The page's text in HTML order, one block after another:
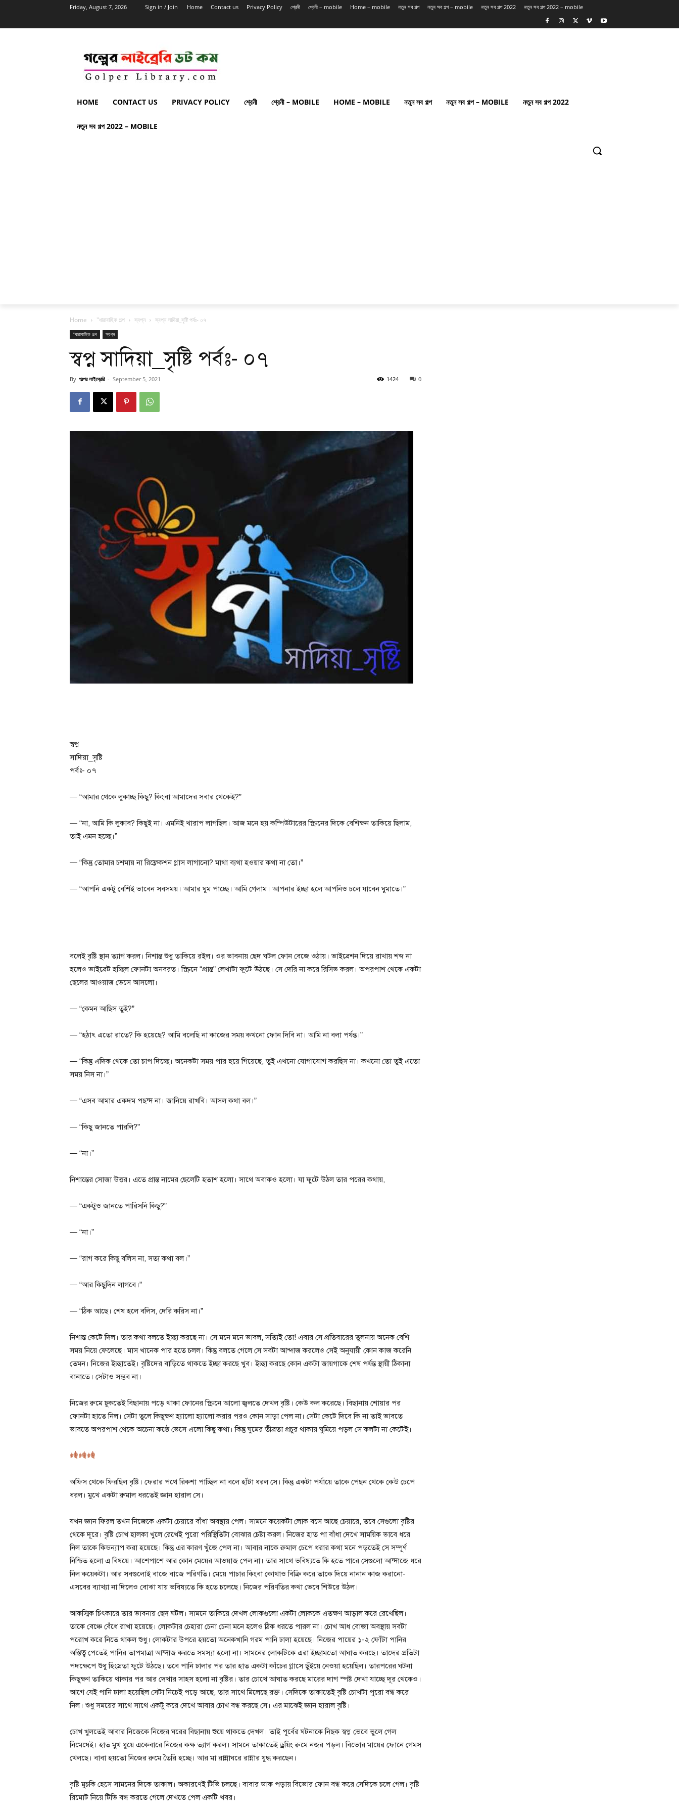
Friday, August 7, 2026 Sign in / Join Home Contact us Privacy Policy শ্রেনী শ্রেনী – mobile Home – mobile নতুন সব গল্প নতুন সব গল্প – mobile নতুন সব গল্প 2022 নতুন সব গল্প 2022 – mobile
HOME CONTACT US PRIVACY POLICY শ্রেনী শ্রেনী – MOBILE HOME – MOBILE নতুন সব গল্প নতুন সব গল্প – MOBILE নতুন সব গল্প 2022
নতুন সব গল্প 2022 – MOBILE
Home "ধারাবাহিক গল্প স্বপ্ন স্বপ্ন সাদিয়া_সৃষ্টি পর্বঃ- ০৭
"ধারাবাহিক গল্প স্বপ্ন
স্বপ্ন সাদিয়া_সৃষ্টি পর্বঃ- ০৭
By গল্পের লাইব্রেরি - September 5, 2021 0
1424
স্বপ্ন
সাদিয়া_সৃষ্টি
পর্বঃ- ০৭
— “আমার থেকে লুকাচ্ছ কিছু? কিংবা আমাদের সবার থেকেই?”
— “না, আমি কি লুকাব? কিছুই না। এমনিই খারাপ লাগছিল। আজ মনে হয় কম্পিউটারের স্ক্রিনের দিকে বেশিক্ষন তাকিয়ে ছিলাম,
তাই এমন হচ্ছে।”
— “কিন্তু তোমার চশমায় না রিফ্লেকশন গ্লাস লাগানো? মাথা ব্যথা হওয়ার কথা না তো।”
— “আপনি একটু বেশিই ভাবেন সবসময়। আমার ঘুম পাচ্ছে। আমি গেলাম। আপনার ইচ্ছা হলে আপনিও চলে যাবেন ঘুমাতে।”
বলেই বৃষ্টি স্থান ত্যাগ করল। নিশান্ত শুধু তাকিয়ে রইল। ওর ভাবনায় ছেদ ঘটল ফোন বেজে ওঠায়। ভাইব্রেশন দিয়ে রাখায় শব্দ না
হলেও ভাইব্রেট হচ্ছিল ফোনটা অনবরত। স্ক্রিনে “প্রান্ত” লেখাটা ফুটে উঠছে। সে দেরি না করে রিসিভ করল। অপরপাশ থেকে একটা
ছেলের আওয়াজ ভেসে আসলো।
— “কেমন আছিস তুই?”
— “হঠাৎ এতো রাতে? কি হয়েছে? আমি বলেছি না কাজের সময় কখনো ফোন দিবি না। আমি না বলা পর্যন্ত।”
— “কিন্তু এদিক থেকে তো চাপ দিচ্ছে। অনেকটা সময় পার হয়ে গিয়েছে, তুই এখনো যোগাযোগ করছিস না। কখনো তো তুই এতো
সময় নিস না।”
— “এসব আমার একদম পছন্দ না। জানিয়ে রাখবি। আসল কথা বল।”
— “কিছু জানতে পারলি?”
— “না।”
নিশান্তের সোজা উত্তর। এতে প্রান্ত নামের ছেলেটি হতাশ হলো। সাথে অবাকও হলো। যা ফুটে উঠল তার পরের কথায়,
— “একটুও জানতে পারিসনি কিছু?”
— “না।”
— “রাগ করে কিছু বলিস না, সত্য কথা বল।”
— “আর কিছুদিন লাগবে।”
— “ঠিক আছে। শেষ হলে বলিস, দেরি করিস না।”
নিশান্ত কেটে দিল। তার কথা বলতে ইচ্ছা করছে না। সে মনে মনে ভাবল, সত্যিই তো! এবার সে প্রতিবারের তুলনায় অনেক বেশি
সময় নিয়ে ফেলেছে। মাস খানেক পার হতে চলল। কিন্তু বলতে গেলে সে সবটা আন্দাজ করলেও সেই অনুযায়ী কোন কাজ করেনি
তেমন। নিজের ইচ্ছাতেই। বৃষ্টিদের বাড়িতে থাকতে ইচ্ছা করছে খুব। ইচ্ছা করছে কোন একটা জায়গাকে শেষ পর্যন্ত স্থায়ী ঠিকানা
বানাতে। সেটাও সম্ভব না।
নিজের রুমে ঢুকতেই বিছানায় পড়ে থাকা ফোনের স্ক্রিনে আলো জ্বলতে দেখল বৃষ্টি। কেউ কল করেছে। বিছানায় শোয়ার পর
ফোনটা হাতে নিল। সেটা তুলে কিছুক্ষণ হ্যালো হ্যালো করার পরও কোন সাড়া পেল না। সেটা কেটে দিবে কি না তাই ভাবতে
ভাবতে অপরপাশ থেকে অচেনা কণ্ঠে ভেসে এলো কিছু কথা। কিন্তু ঘুমের তীব্রতা প্রচুর থাকায় ঘুমিয়ে পড়ল সে কলটা না কেটেই।
অফিস থেকে ফিরছিল বৃষ্টি। ফেরার পথে রিকশা পাচ্ছিল না বলে হাঁটা ধরল সে। কিন্তু একটা পর্যায়ে তাকে পেছন থেকে কেউ চেপে
ধরল। মুখে একটা রুমাল ধরতেই জ্ঞান হারাল সে।
যখন জ্ঞান ফিরল তখন নিজেকে একটা চেয়ারে বাঁধা অবস্থায় পেল। সামনে কয়েকটা লোক বসে আছে চেয়ারে, তবে সেগুলো বৃষ্টির
থেকে দূরে। বৃষ্টি চোখ হালকা খুলে রেখেই পুরো পরিস্থিতিটা বোঝার চেষ্টা করল। নিজের হাত পা বাঁধা দেখে সাময়িক ভাবে ধরে
নিল তাকে কিডন্যাপ করা হয়েছে। কিন্তু এর কারণ খুঁজে পেল না। আবার নাকে রুমাল চেপে ধরার কথা মনে পড়তেই সে সম্পূর্ণ
নিশ্চিত হলো এ বিষয়ে। আশেপাশে আর কোন মেয়ের আওয়াজ পেল না। তার সাথে ভবিষ্যতে কি হতে পারে সেগুলো আন্দাজে ধরে
নিল কয়েকটা। আর সবগুলোই বাজে বাজে পরিণতি। মেয়ে পাচার কিংবা কোথাও বিক্রি করে তাকে দিয়ে নানান কাজ করানো-
এসবের ব্যাখ্যা না দিলেও বোঝা যায় ভবিষ্যতে কি হতে চলেছে। নিজের পরিণতির কথা ভেবে শিউরে উঠল।
আকস্মিক চিৎকারে তার ভাবনায় ছেদ ঘটল। সামনে তাকিয়ে দেখল লোকগুলো একটা লোককে এতক্ষণ আড়াল করে রেখেছিল।
তাকে বেঞ্চে বেঁধে রাখা হয়েছে। লোকটার চেহারা চেনা চেনা মনে হলেও ঠিক ধরতে পারল না। চোখ আধ বোজা অবস্থায় সবটা
পরোখ করে নিতে থাকল শুধু। লোকটার উপরে হয়তো অনেকখানি গরম পানি ঢালা হয়েছে। নিজের পায়ের ১-২ ফোঁটা পানির
অস্তিত্ব পেতেই পানির তাপমাত্রা আন্দাজ করতে সমস্যা হলো না। সামনের লোকটিকে এরা ইচ্ছামতো আঘাত করছে। তাদের প্রতিটা
পদক্ষেপে শুধু হিংস্রতা ফুটে উঠছে। তবে পানি ঢালার পর তার হাত একটা কাঁচের গ্লাসে ছুঁইয়ে নেওয়া হয়েছিল। তারপরের ঘটনা
কিছুক্ষণ তাকিয়ে থাকার পর আর দেখার সাহস হলো না বৃষ্টির। তার চোখে আঘাত করছে মারের দাগ স্পষ্ট দেখা যাচ্ছে দূর থেকেও।
আগে যেই পানি ঢালা হয়েছিল সেটা নিচেই পড়ে আছে, তার সাথে মিলেছে রক্ত। সেদিকে তাকাতেই বৃষ্টি চোখটা পুরো বন্ধ করে
নিল। শুধু সময়ের সাথে সাথে একটু করে দেখে আবার চোখ বন্ধ করছে সে। এর মাঝেই জ্ঞান হারাল বৃষ্টি।
চোখ খুলতেই আবার নিজেকে নিজের ঘরের বিছানায় শুয়ে থাকতে দেখল। তাই পূর্বের ঘটনাকে নিছক স্বপ্ন ভেবে ভুলে গেল
নিমেষেই। হাত মুখ ধুয়ে একেবারে নিজের কক্ষ ত্যাগ করল। সামনে তাকাতেই ড্রয়িং রুমে নজর পড়ল। বিভোর মায়ের ফোনে গেমস
খেলছে। বাবা হয়তো নিজের রুমে তৈরি হচ্ছে। আর মা রান্নাঘরে রান্নার যুদ্ধ করছেন।
বৃষ্টি মুচকি হেসে সামনের দিকে তাকাল। অকারণেই টিভি চলছে। বাবার ডাক পড়ায় বিভোর ফোন বন্ধ করে সেদিকে চলে গেল। বৃষ্টি
রিমোট নিয়ে টিভি বন্ধ করতে গেলে দেখতে পেল একটি খবর।